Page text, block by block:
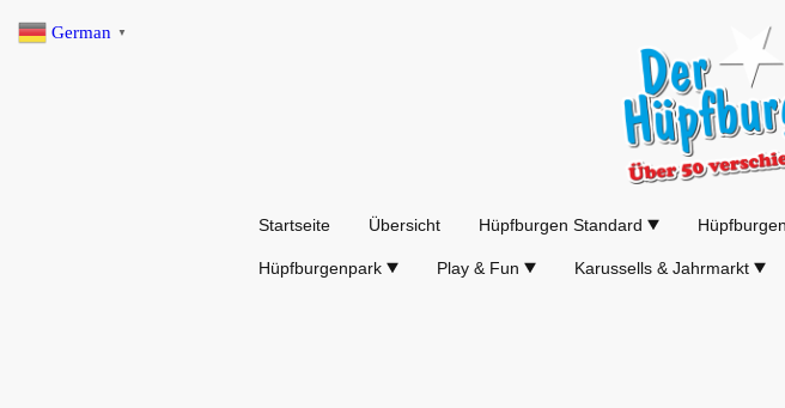
Startseite Übersicht Hüpfburgen Standard
Hüpfburgenpark Play & Fun Karussells & Jahrmarkt
German ▼